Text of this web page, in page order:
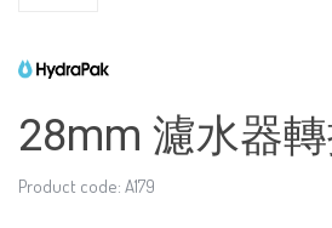
28mm 濾水器
Product code: A179